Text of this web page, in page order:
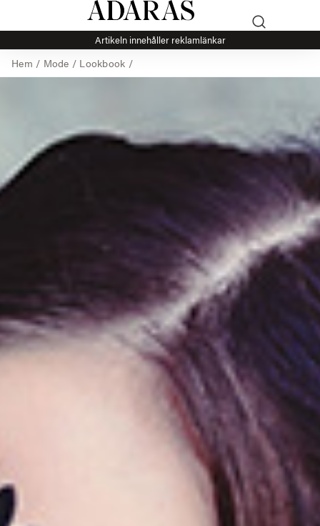
Artikeln innehåller reklamlänkar
Hem / Mode / Lookbook /